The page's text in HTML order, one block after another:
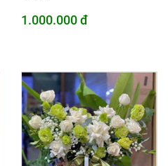
1.000.000 đ